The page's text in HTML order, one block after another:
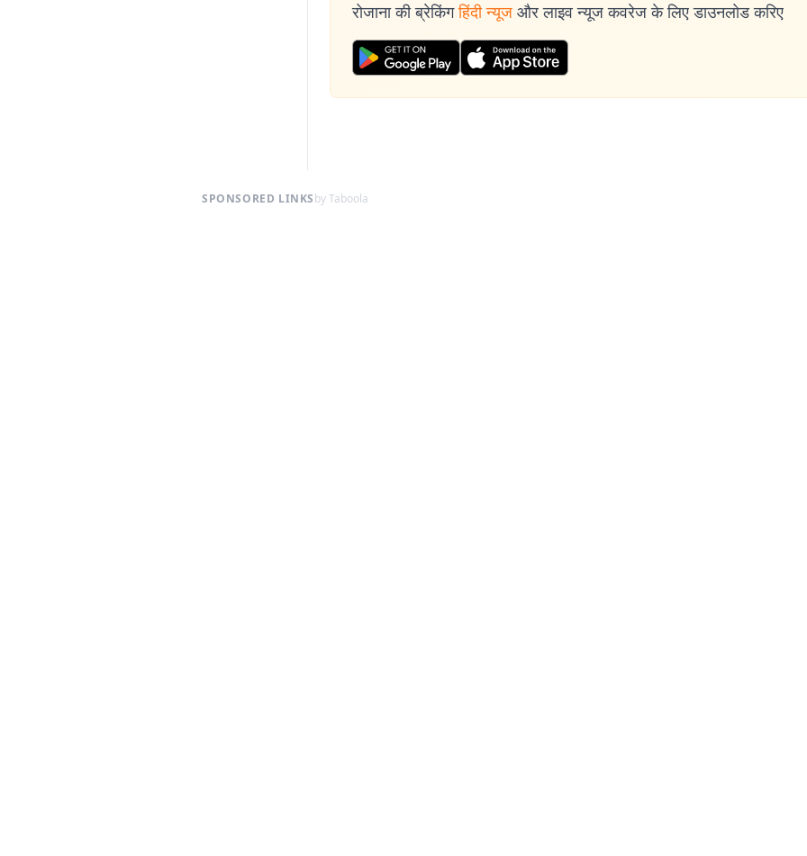
रोजाना की ब्रेकिंग हिंदी न्यूज और लाइव न्यूज कवरेज के लिए डाउनलोड करिए
SPONSORED LINKSby Taboola